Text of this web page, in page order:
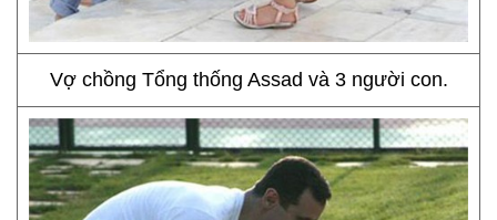
Vợ chồng Tổng thống Assad và 3 người con.